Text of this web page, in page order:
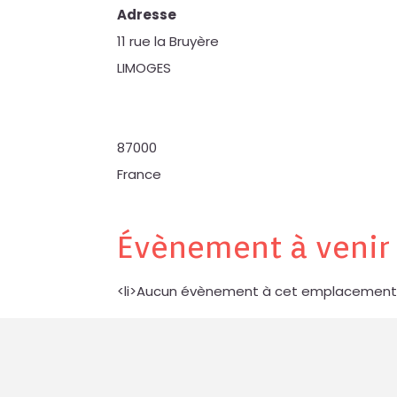
Adresse
11 rue la Bruyère
LIMOGES
87000
France
Évènement à venir
<li>Aucun évènement à cet